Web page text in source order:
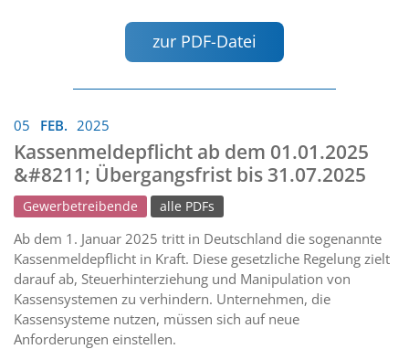
zur PDF-Datei
05 FEB. 2025
Kassenmeldepflicht ab dem 01.01.2025
&#8211; Übergangsfrist bis 31.07.2025
Gewerbetreibende alle PDFs
Ab dem 1. Januar 2025 tritt in Deutschland die sogenannte
Kassenmeldepflicht in Kraft. Diese gesetzliche Regelung zielt
darauf ab, Steuerhinterziehung und Manipulation von
Kassensystemen zu verhindern. Unternehmen, die
Kassensysteme nutzen, müssen sich auf neue
Anforderungen einstellen.